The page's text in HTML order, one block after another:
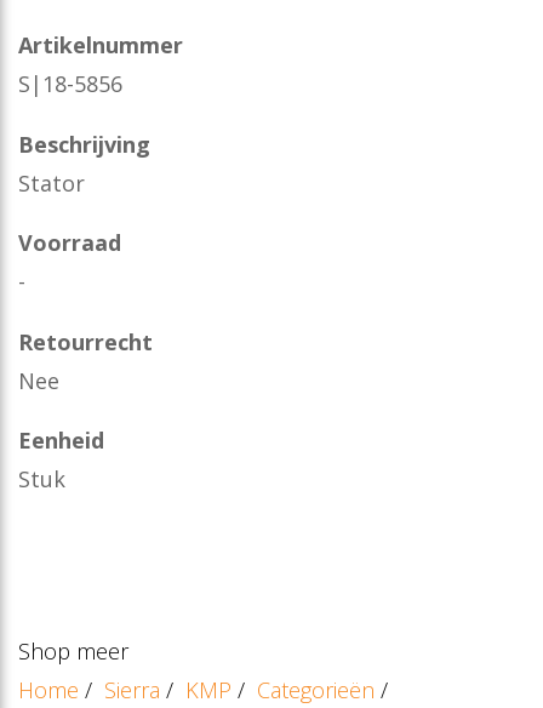
Artikelnummer
S|18-5856
Beschrijving
Stator
Voorraad
-
Retourrecht
Nee
Eenheid
Stuk
Shop meer
Home / Sierra / KMP / Categorieën /